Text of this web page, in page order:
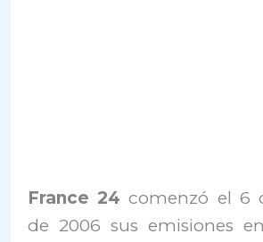
France 24 comenzó el 6
de 2006 sus emisiones